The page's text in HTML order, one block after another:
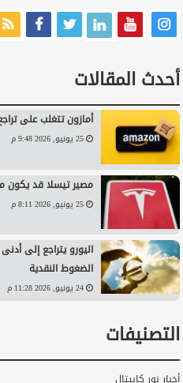
أحدث المقالات
أمازون تتغلب على
25 يونيو, 2026 9:48 م
مصير تيسلا قد يكون
25 يونيو, 2026 8:11 م
اليورو يتراجع إلى
الضغوط النقدية
24 يونيو, 2026 11:28 م
التصنيفات
أخبار نور كابيتال